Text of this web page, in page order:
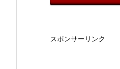
スポンサーリンク